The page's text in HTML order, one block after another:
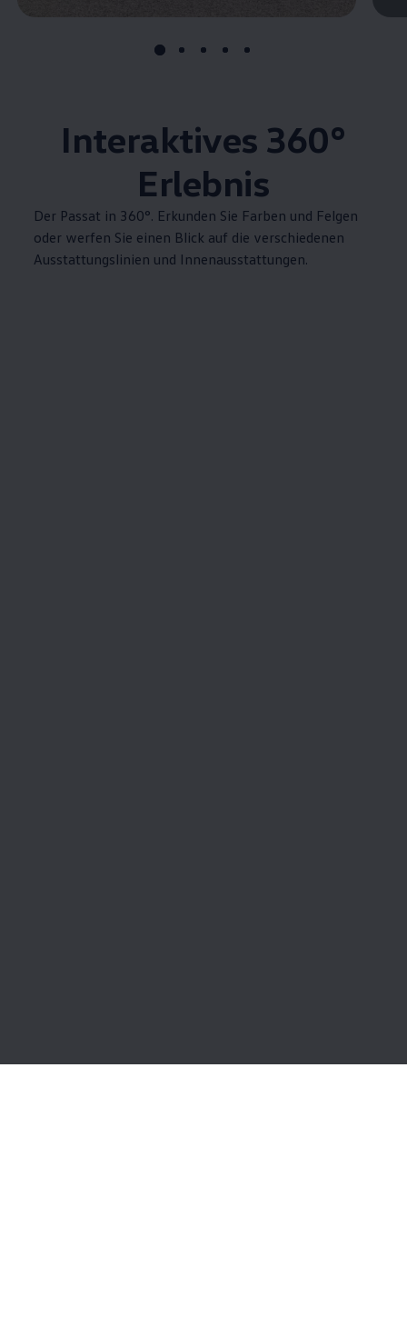
Interaktives 360°
Erlebnis
Der Passat in 360°. Erkunden Sie Farben und Felgen
oder werfen Sie einen Blick auf die verschiedenen
Ausstattungslinien und Innenausstattungen.